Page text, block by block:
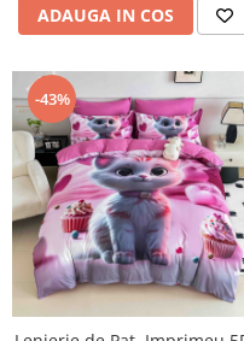
ADAUGA IN COS
-43%